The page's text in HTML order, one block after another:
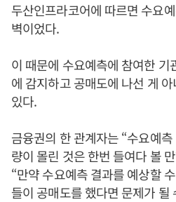
두산인프라코어에 따르면 수요
벽이었다.
이 때문에 수요예측에 참여한 기
에 감지하고 공매도에 나선 게
있다.
금융권의 한 관계자는 “수요예
량이 몰린 것은 한번 들여다 볼
“만약 수요예측 결과를 예상할
들이 공매도를 했다면 문제가 될